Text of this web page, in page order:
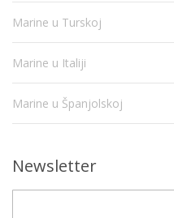
Marine u Turskoj
Marine u Italiji
Marine u Španjolskoj
Newsletter